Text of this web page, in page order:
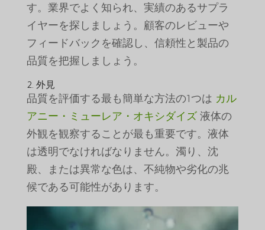
す。業界でよく知られ、実績のあるサプラ
イヤーを探しましょう。顧客のレビューや
フィードバックを確認し、信頼性と製品の
品質を把握しましょう。
2. 外見
品質を評価する最も簡単な方法の1つは カル
アニー・ミューレア・オキシダイズ液体の
外観を観察することが最も重要です。液体
は透明でなければなりません。濁り、沈
殿、または異常な色は、不純物や劣化の兆
候である可能性があります。